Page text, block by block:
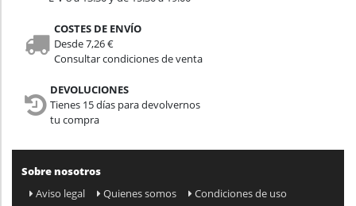
COSTES DE ENVÍO
Desde 7,26 €
Consultar condiciones de venta
DEVOLUCIONES
Tienes 15 días para devolvernos
tu compra
Sobre nosotros
Aviso legal
Quienes somos Condiciones de uso